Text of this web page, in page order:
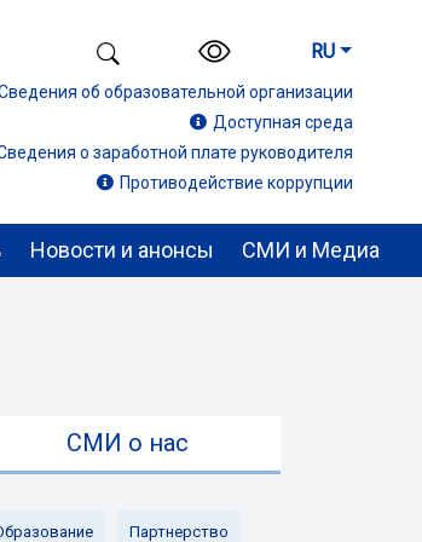
RU
об образовательной организации
Доступная среда
о заработной плате руководителя
Противодействие коррупции
Новости и анонсы СМИ и Медиа
СМИ о нас
Партнерство